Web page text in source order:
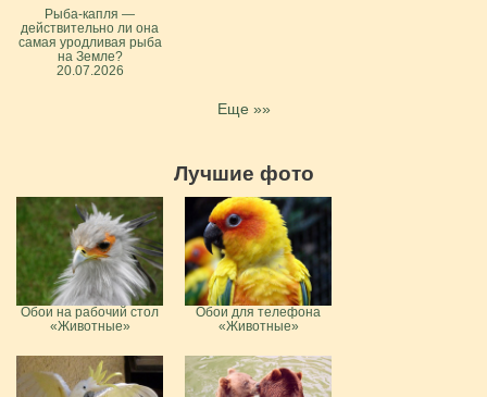
Рыба-капля —
действительно ли она
самая уродливая рыба
на Земле?
20.07.2026
Еще »»
Лучшие фото
Обои на рабочий стол
«Животные»
Обои для телефона
«Животные»